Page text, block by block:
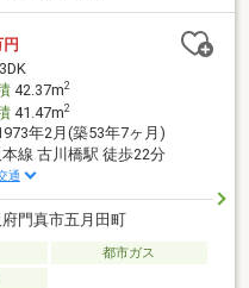
3DK
42.37m2
41.47m2
年2月(築53年7ヶ月)
線 古川橋駅 徒歩22分
通
府門真市五月田町
都市ガス